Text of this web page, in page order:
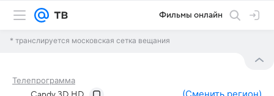
Фильмы онлайн
* транслируется московская сетка вещания
Телепрограмма